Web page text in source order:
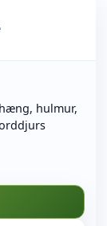
hulmur,